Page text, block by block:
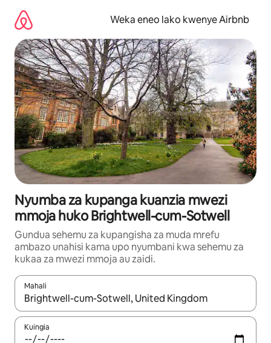
kwenda
kwenye
maudhui
Weka eneo lako kwenye Airbnb
Nyumba za kupanga kuanzia mwezi
mmoja huko Brightwell-cum-Sotwell
Gundua sehemu za kupangisha za muda mrefu
ambazo unahisi kama upo nyumbani kwa sehemu za
kukaa za mwezi mmoja au zaidi.
Mahali
Wakati matokeo yanapatikana, vinjari kwa kutumia vitufe vya
Kuingia